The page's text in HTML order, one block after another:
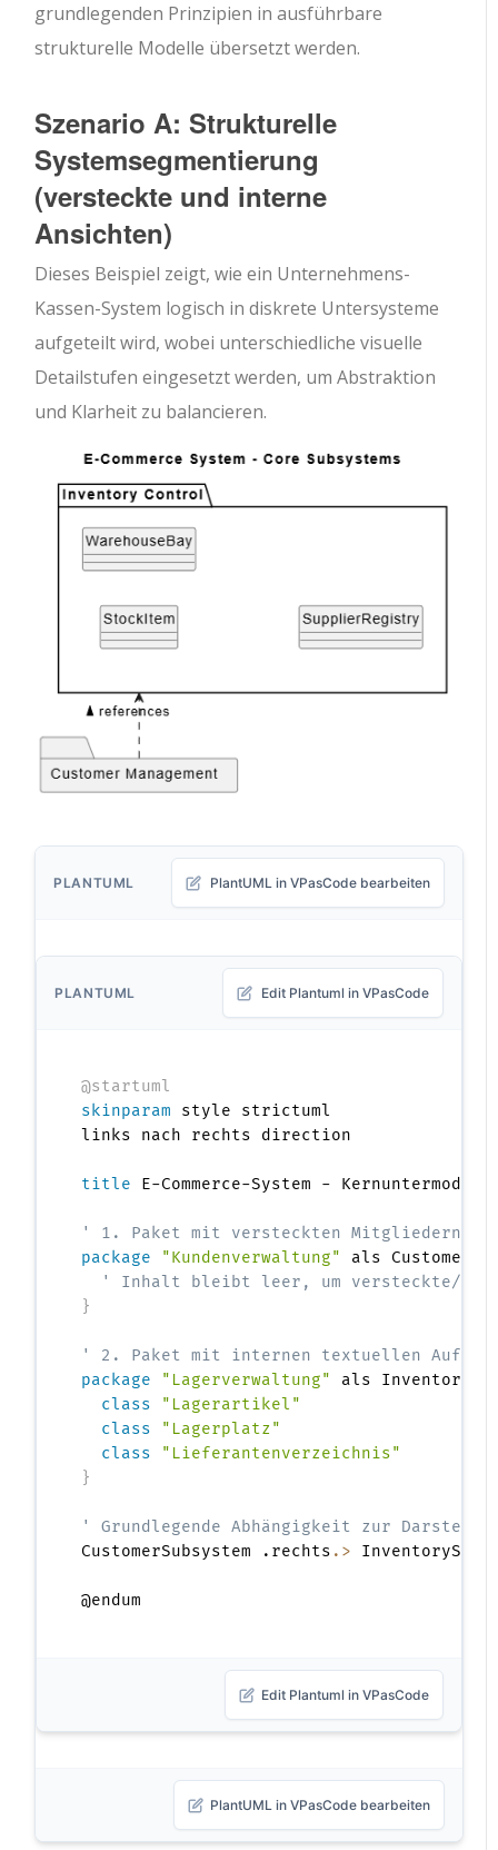
grundlegenden Prinzipien in ausführbare
strukturelle Modelle übersetzt werden.
Szenario A: Strukturelle
Systemsegmentierung
(versteckte und interne
Ansichten)
Dieses Beispiel zeigt, wie ein Unternehmens-
Kassen-System logisch in diskrete Untersysteme
aufgeteilt wird, wobei unterschiedliche visuelle
Detailstufen eingesetzt werden, um Abstraktion
und Klarheit zu balancieren.
PLANTUML PlantUML in VPasCode bearbeiten
PLANTUML Edit Plantuml in VPasCode
@startuml
skinparam style strictuml
links nach rechts direction
title E-Commerce-System - Kernuntermodule
' 1. Paket mit versteckten Mitgliedern
package
"Kundenverwaltung"
als
' Inhalt bleibt leer, um versteckte/
}
' 2. Paket mit internen textuellen
package
"Lagerverwaltung"
als
class
"Lagerartikel"
class
"Lagerplatz"
class
"Lieferantenverzeichnis"
}
' Grundlegende Abhängigkeit zur
CustomerSubsystem .rechts .>
Edit Plantuml in VPasCode
PlantUML in VPasCode bearbeiten